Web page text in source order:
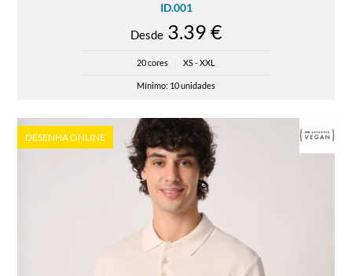
ID.001
Desde3.39 €
20 cores XS - XXL
Mínimo: 10 unidades
DESENHA ONLINE